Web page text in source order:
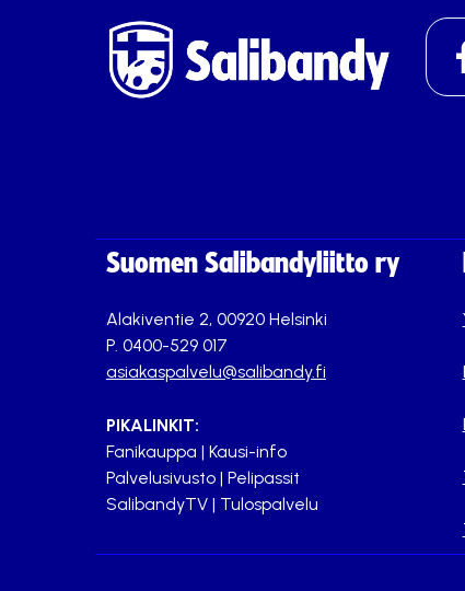
Suomen Salibandyliitto ry
Alakiventie 2, 00920 Helsinki
P. 0400-529 017
asiakaspalvelu@salibandy.fi
PIKALINKIT:
Fanikauppa | Kausi-info
Palvelusivusto | Pelipassit
SalibandyTV | Tulospalvelu